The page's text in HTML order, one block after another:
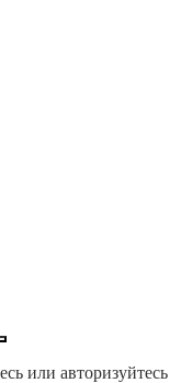
или авторизуйтесь